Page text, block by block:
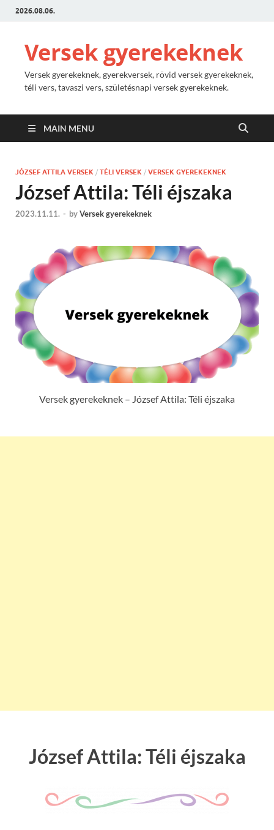
2026.08.06.
Versek gyerekeknek
Versek gyerekeknek, gyerekversek, rövid versek gyerekeknek,
téli vers, tavaszi vers, születésnapi versek gyerekeknek.
MAIN MENU
JÓZSEF ATTILA VERSEK / TÉLI VERSEK / VERSEK GYEREKEKNEK
József Attila: Téli éjszaka
2023.11.11. - byVersek gyerekeknek
Versek gyerekeknek – József Attila: Téli éjszaka
József Attila: Téli éjszaka